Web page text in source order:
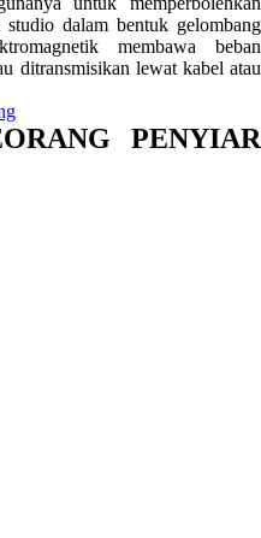
dalam bentuk gelombang
membawa beban
ditransmisikan lewat kabel atau
PENYIAR